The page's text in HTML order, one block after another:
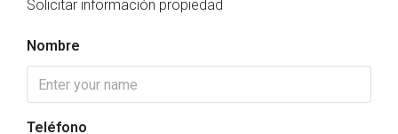
Solicitar información propiedad
Nombre
Teléfono